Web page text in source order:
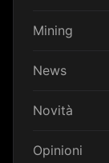
Mining
News
Novità
Opinioni